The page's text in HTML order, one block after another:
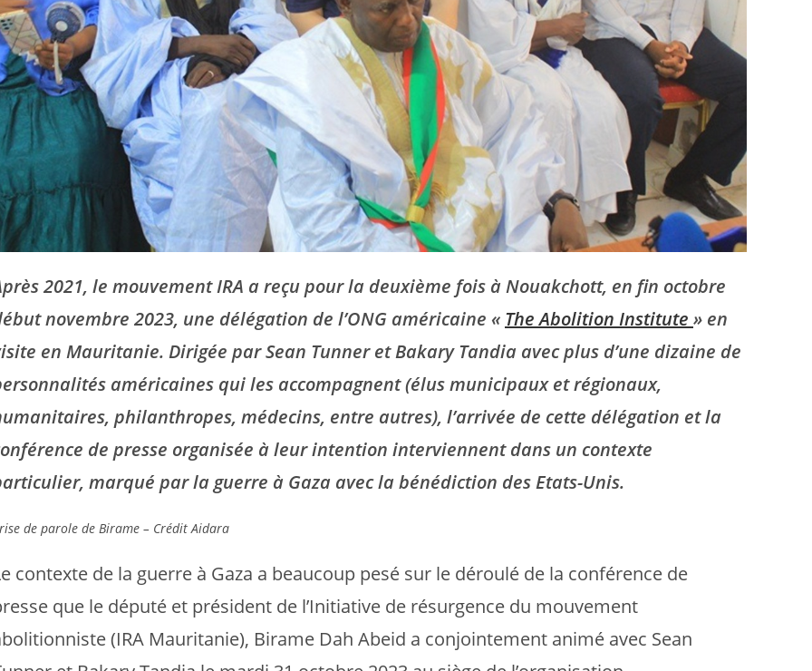
2021, le mouvement IRA a reçu pour la deuxième fois à Nouakchott, en fin octobre
novembre 2023, une délégation de l’ONG américaine « The Abolition Institute » en
en Mauritanie. Dirigée par Sean Tunner et Bakary Tandia avec plus d’une dizaine de
américaines qui les accompagnent (élus municipaux et régionaux,
philanthropes, médecins, entre autres), l’arrivée de cette délégation et la
de presse organisée à leur intention interviennent dans un contexte
marqué par la guerre à Gaza avec la bénédiction des Etats-Unis.
de parole de Birame – Crédit Aidara
contexte de la guerre à Gaza a beaucoup pesé sur le déroulé de la conférence de
que le député et président de l’Initiative de résurgence du mouvement
(IRA Mauritanie), Birame Dah Abeid a conjointement animé avec Sean